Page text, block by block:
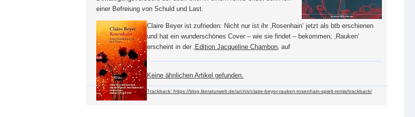
einer Befreiung von Schuld und Last.
Claire Beyer ist zufrieden: Nicht nur ist ihr ‚Rosenhain‘ jetzt als btb erschienen
und hat ein wunderschönes Cover – wie sie findet – bekommen; ‚Rauken‘
erscheint in der ‚ Edition Jacqueline Chambon‚ auf
Keine ähnlichen Artikel gefunden.
Trackback: https://blog.literaturwelt.de/archiv/claire-beyer-rauken-rosenhain-spielt-remis/trackback/